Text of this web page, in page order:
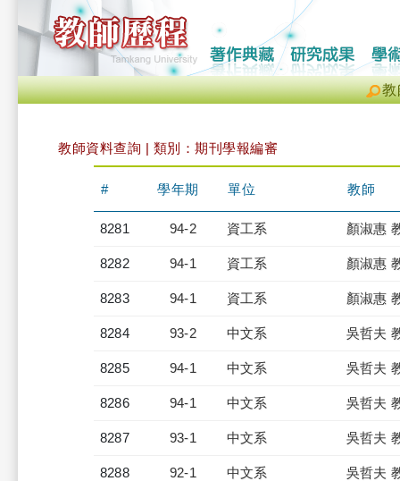
教
教師資料查詢 | 類別：期刊學報編審
# 學年期 單位 教師
8281 94-2 資工系 顏淑惠
8282 94-1 資工系 顏淑惠
8283 94-1 資工系 顏淑惠
8284 93-2 中文系 吳哲夫
8285 94-1 中文系 吳哲夫
8286 94-1 中文系 吳哲夫
8287 93-1 中文系 吳哲夫
8288 92-1 中文系 吳哲夫